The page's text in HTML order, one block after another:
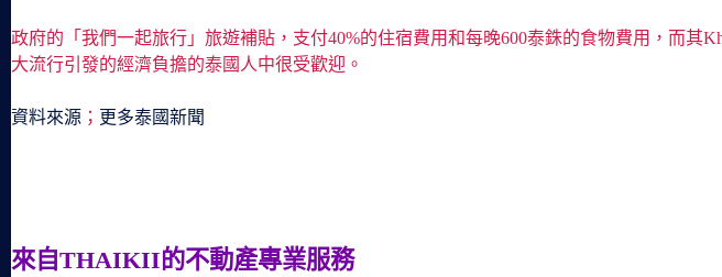
政府的「我們一起旅行」旅遊補貼，支付40%的住宿費用和每晚600泰銖的食物費用，而其
大流行引發的經濟負擔的泰國人中很受歡迎。
資料來源 ； 更多泰國新聞
來自THAIKII的不動產專業服務